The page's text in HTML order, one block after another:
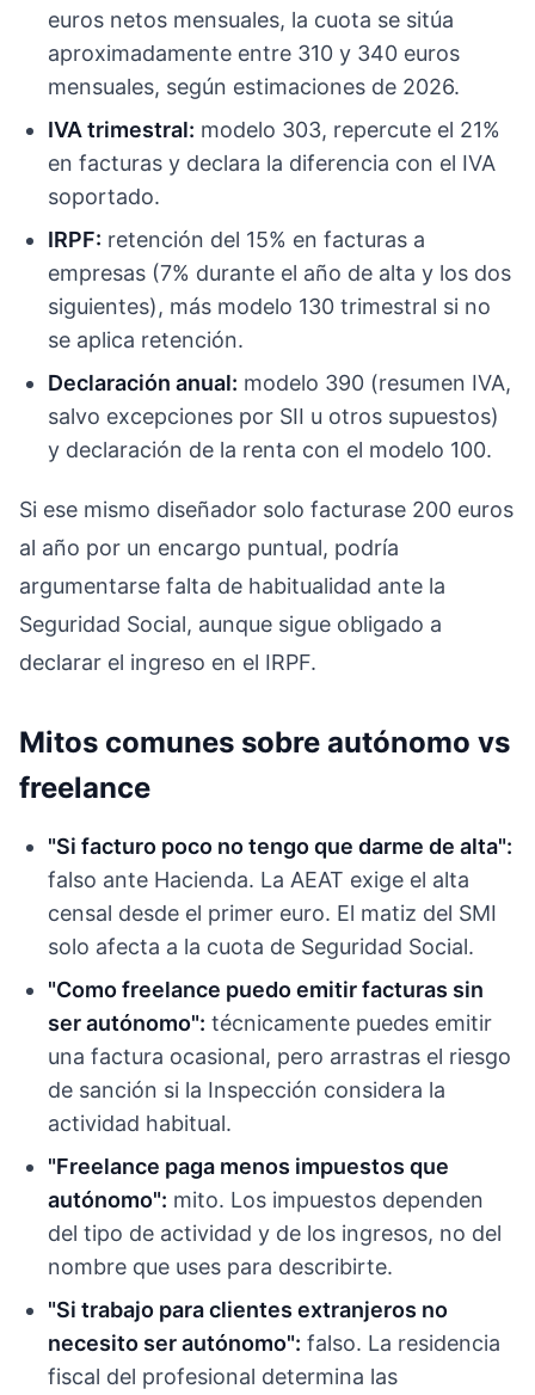
euros netos mensuales, la cuota se sitúa
aproximadamente entre 310 y 340 euros
mensuales, según estimaciones de 2026.
IVA trimestral: modelo 303, repercute el 21%
en facturas y declara la diferencia con el IVA
soportado.
IRPF: retención del 15% en facturas a
empresas (7% durante el año de alta y los dos
siguientes), más modelo 130 trimestral si no
se aplica retención.
Declaración anual: modelo 390 (resumen IVA,
salvo excepciones por SII u otros supuestos)
y declaración de la renta con el modelo 100.
Si ese mismo diseñador solo facturase 200 euros
al año por un encargo puntual, podría
argumentarse falta de habitualidad ante la
Seguridad Social, aunque sigue obligado a
declarar el ingreso en el IRPF.
Mitos comunes sobre autónomo vs
freelance
"Si facturo poco no tengo que darme de alta":
falso ante Hacienda. La AEAT exige el alta
censal desde el primer euro. El matiz del SMI
solo afecta a la cuota de Seguridad Social.
"Como freelance puedo emitir facturas sin
ser autónomo": técnicamente puedes emitir
una factura ocasional, pero arrastras el riesgo
de sanción si la Inspección considera la
actividad habitual.
"Freelance paga menos impuestos que
autónomo": mito. Los impuestos dependen
del tipo de actividad y de los ingresos, no del
nombre que uses para describirte.
"Si trabajo para clientes extranjeros no
necesito ser autónomo": falso. La residencia
fiscal del profesional determina las